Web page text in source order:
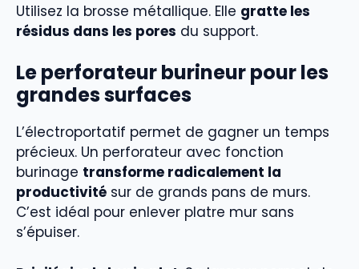
Utilisez la brosse métallique. Elle gratte les
résidus dans les pores du support.
Le perforateur burineur pour les
grandes surfaces
L’électroportatif permet de gagner un temps
précieux. Un perforateur avec fonction
burinage transforme radicalement la
productivité sur de grands pans de murs.
C’est idéal pour enlever platre mur sans
s’épuiser.